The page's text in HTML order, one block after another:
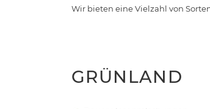
Wir bieten eine Vielzahl von
GRÜNLAND